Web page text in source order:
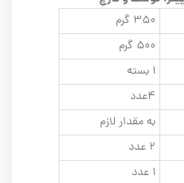
۳۵۰ گرم
۵۰۰ گرم
۱ بسته
۴عدد
به مقدار لازم
۲ عدد
۱ عدد